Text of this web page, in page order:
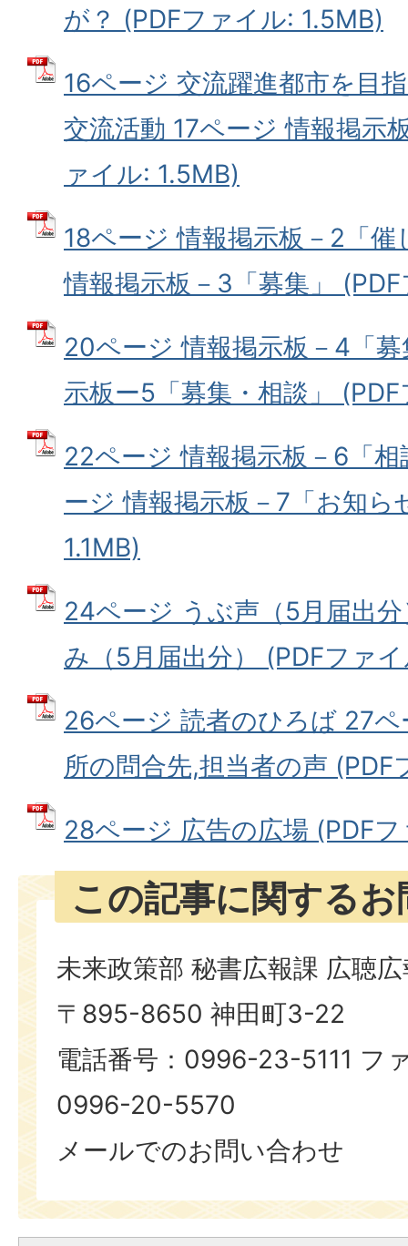
が？ (PDFファイル: 1.5MB)
16ページ 交流躍進都市を目
交流活動 17ページ 情報掲示
ァイル: 1.5MB)
18ページ 情報掲示板－2「催
情報掲示板－3「募集」
20ページ 情報掲示板－4「
示板ー5「募集・相談」
22ページ 情報掲示板－6「
ージ 情報掲示板－7「お知ら
1.1MB)
24ページ うぶ声（5月届出
み（5月届出分） (PDFファ
26ページ 読者のひろば 27
所の問合先,担当者の声
28ページ 広告の広場 (PDF
この記事に関する
未来政策部 秘書広報課 広聴
〒895-8650 神田町3-22
電話番号：0996-23-5111 フ
0996-20-5570
メールでのお問い合わせ